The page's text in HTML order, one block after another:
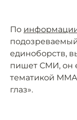
По
единоборств,
пишет СМИ, он
тематикой
глаз».